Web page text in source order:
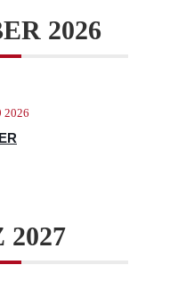
2026
2026
2027